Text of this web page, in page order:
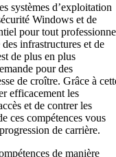
systèmes d’exploitation
Windows et de
pour tout
infrastructures et de
de plus en plus
pour des
de croître. Grâce à
efficacement les
et de contrer les
ces compétences vous
de carrière.
de manière